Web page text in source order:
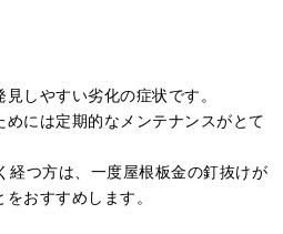
しやすい劣化の症状です。
には定期的なメンテナンスがとて
経つ方は、一度屋根板金の釘抜けが
おすすめします。